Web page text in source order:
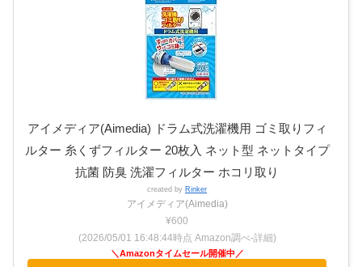
アイメディア(Aimedia) ドラム式洗濯機用 ゴミ取りフィ
ルター 糸くずフィルター 20枚入 ネット型 ネットタイプ
抗菌 防臭 洗濯フィルター ホコリ取り
created by Rinker
アイメディア(Aimedia)
¥600
(2026/05/01 16:48:44時点 Amazon調べ-詳細)